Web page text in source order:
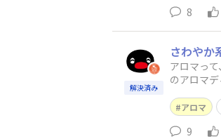
8
解決済み
さわやか
アロマって
のアロマ
アロマ
9